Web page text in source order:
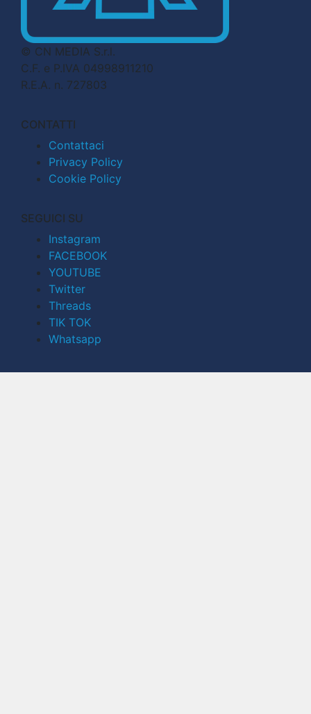
© CN MEDIA S.r.l.
C.F. e P.IVA 04998911210
R.E.A. n. 727803
CONTATTI
Contattaci
Privacy Policy
Cookie Policy
SEGUICI SU
Instagram
FACEBOOK
YOUTUBE
Twitter
Threads
TIK TOK
Whatsapp